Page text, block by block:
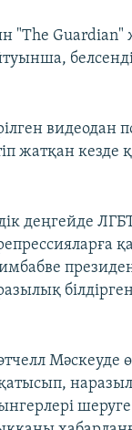
"The
видеодан
жатқан кезде
деңгейде
Мәскеуде
шеруге